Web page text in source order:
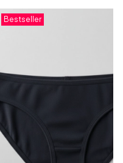
Bestseller